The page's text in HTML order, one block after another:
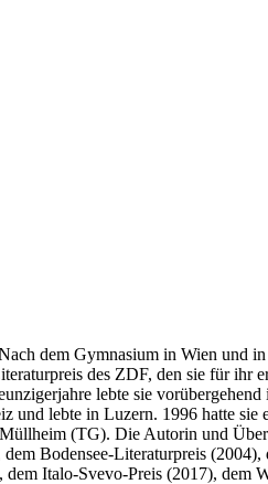
dem Gymnasium in Wien und
des ZDF, den sie für ihr
lebte sie
und lebte in Luzern. 1996 hatte
(TG). Die Autorin und
Bodensee-Literaturpreis
Italo-Svevo-Preis (2017), dem